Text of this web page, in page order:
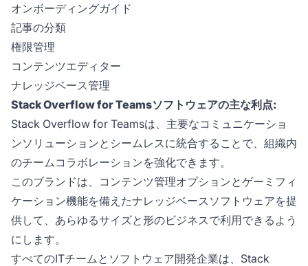
オンボーディングガイド
記事の分類
権限管理
コンテンツエディター
ナレッジベース管理
Stack Overflow for Teamsソフトウェアの主な利点:
Stack Overflow for Teamsは、主要なコミュニケーショ
ンソリューションとシームレスに統合することで、組織内
のチームコラボレーションを強化できます。
このブランドは、コンテンツ管理オプションとゲーミフィ
ケーション機能を備えたナレッジベースソフトウェアを提
供して、あらゆるサイズと形のビジネスで利用できるよう
にします。
すべてのITチームとソフトウェア開発企業は、Stack